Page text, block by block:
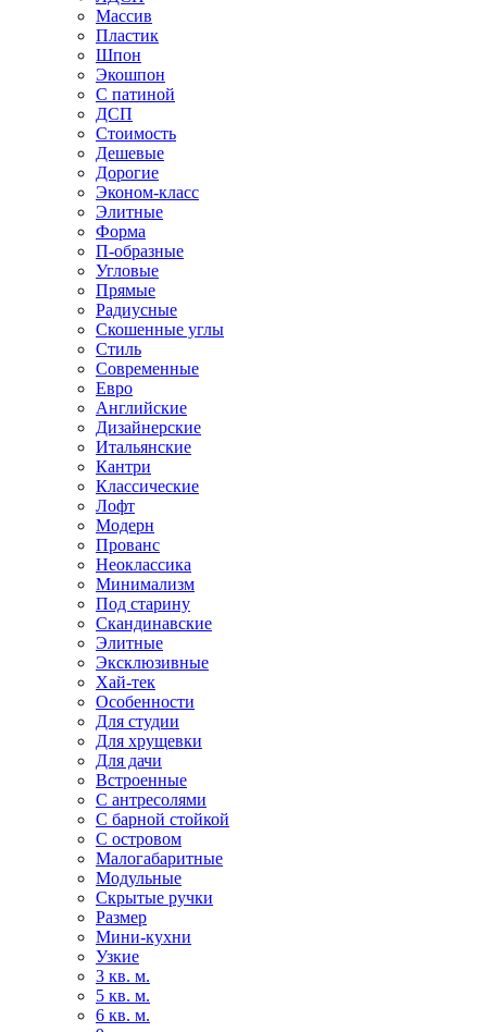
Массив
Пластик
Шпон
Экошпон
С патиной
ДСП
Стоимость
Дешевые
Дорогие
Эконом-класс
Элитные
Форма
П-образные
Угловые
Прямые
Радиусные
Скошенные углы
Стиль
Современные
Евро
Английские
Дизайнерские
Итальянские
Кантри
Классические
Лофт
Модерн
Прованс
Неоклассика
Минимализм
Под старину
Скандинавские
Элитные
Эксклюзивные
Хай-тек
Особенности
Для студии
Для хрущевки
Для дачи
Встроенные
С антресолями
С барной стойкой
С островом
Малогабаритные
Модульные
Скрытые ручки
Размер
Мини-кухни
Узкие
3 кв. м.
5 кв. м.
6 кв. м.